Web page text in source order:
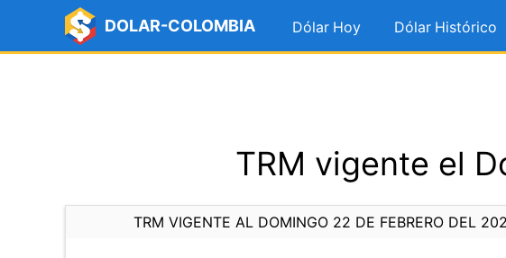
DOLAR-COLOMBIA Dólar Hoy Dólar Histórico
TRM vigente el
TRM VIGENTE AL DOMINGO 22 DE FEBRERO DEL